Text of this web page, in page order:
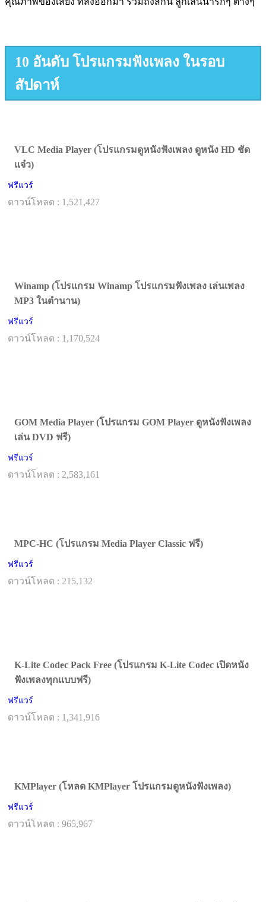
10 อันดับ โปรแกรมฟังเพลง ในรอบ
สัปดาห์
VLC Media Player (โปรแกรมดูหนังฟังเพลง ดูหนัง HD ชัด
แจ๋ว)
ฟรีแวร์
ดาวน์โหลด : 1,521,427
Winamp (โปรแกรม Winamp โปรแกรมฟังเพลง เล่นเพลง
MP3 ในตำนาน)
ฟรีแวร์
ดาวน์โหลด : 1,170,524
GOM Media Player (โปรแกรม GOM Player ดูหนังฟังเพลง
เล่น DVD ฟรี)
ฟรีแวร์
ดาวน์โหลด : 2,583,161
MPC-HC (โปรแกรม Media Player Classic ฟรี)
ฟรีแวร์
ดาวน์โหลด : 215,132
K-Lite Codec Pack Free (โปรแกรม K-Lite Codec เปิดหนัง
ฟังเพลงทุกแบบฟรี)
ฟรีแวร์
ดาวน์โหลด : 1,341,916
KMPlayer (โหลด KMPlayer โปรแกรมดูหนังฟังเพลง)
ฟรีแวร์
ดาวน์โหลด : 965,967